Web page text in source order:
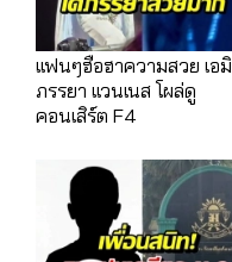
เเฟนๆฮือฮาความสวย เอมิ
ภรรยา เเวนเนส โผล่ดู
คอนเสิร์ต F4